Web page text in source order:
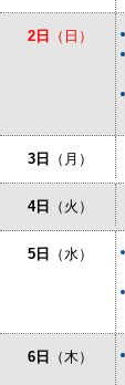
2日 （日）
3日 （月）
4日 （火）
5日 （水）
6日 （木）